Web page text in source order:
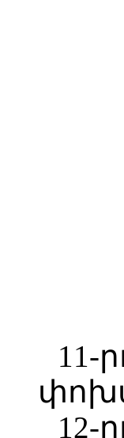
11-
12-